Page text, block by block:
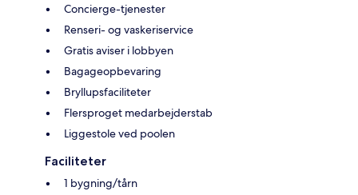
Concierge-tjenester
Renseri- og vaskeriservice
Gratis aviser i lobbyen
Bagageopbevaring
Bryllupsfaciliteter
Flersproget medarbejderstab
Liggestole ved poolen
Faciliteter
1 bygning/tårn